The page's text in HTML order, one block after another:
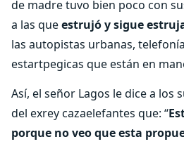
de madre tuvo bien poco con
a las queestrujó y sigue
las autopistas urbanas,
estartpegicas que están en
Así, el señor Lagos le dice a los
del exrey cazaelefantes que: “
porque no veo que esta